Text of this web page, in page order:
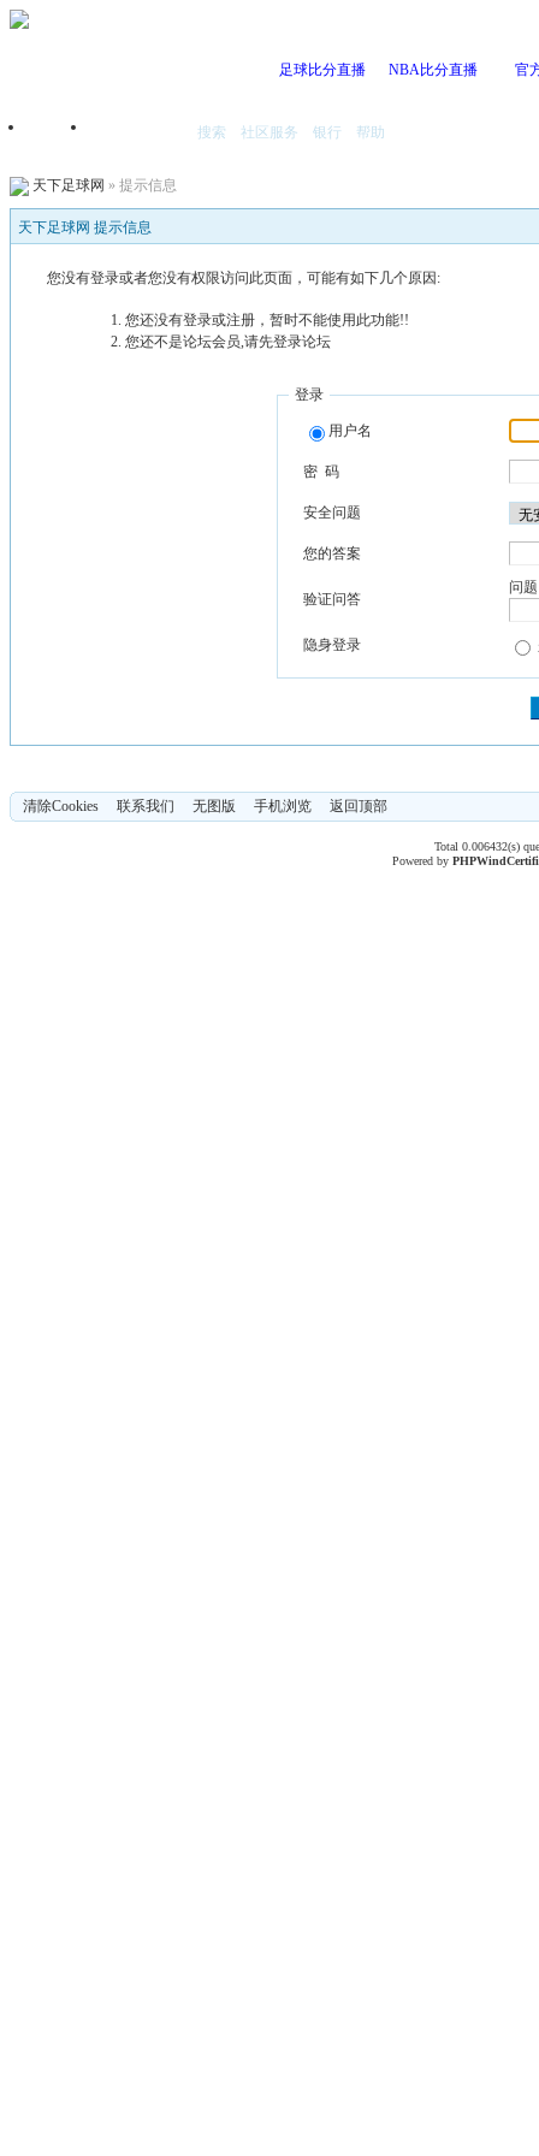
足球比分直播 NBA比分直播 官
首页 搜索 社区服务 银行 帮助
天下足球网 » 提示信息
天下足球网 提示信息
您没有登录或者您没有权限访问此页面，可能有如下几个原因:
您还没有登录或注册，暂时不能使用此功能!!
您还不是论坛会员,请先登录论坛
登录
用户名
密 码
安全问题
您的答案
验证问答
问
隐身登录
清除Cookies 联系我们 无图版 手机浏览 返回顶部
Total 0.006432(s)
Powered byPHPWind